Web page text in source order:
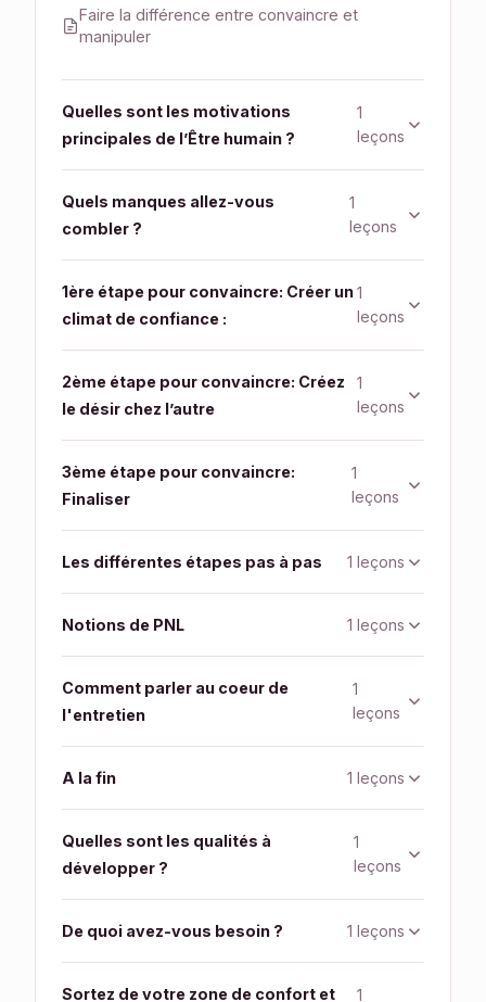
Faire la différence entre convaincre et
manipuler
Quelles sont les motivations
principales de l’Être humain ?
1
leçons
Quels manques allez-vous
combler ?
1
leçons
1ère étape pour convaincre: Créer un
climat de confiance :
1
leçons
2ème étape pour convaincre: Créez
le désir chez l’autre
1
leçons
3ème étape pour convaincre:
Finaliser
1
leçons
Les différentes étapes pas à pas 1 leçons
Notions de PNL 1 leçons
Comment parler au coeur de
l'entretien
1
leçons
A la fin 1 leçons
Quelles sont les qualités à
développer ?
1
leçons
De quoi avez-vous besoin ? 1 leçons
Sortez de votre zone de confort et 1